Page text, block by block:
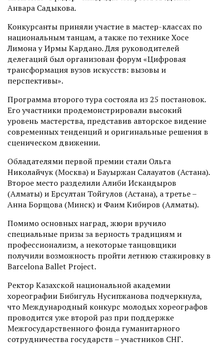
Анвара Садыкова.
Конкурсанты приняли участие в мас­тер-классах по
национальным танцам, а также по технике Хосе
Лимона у Ирмы Кардано. Для руководителей
делегаций был организован форум «Цифровая
трансформация вузов искусств: вызовы и
перспективы».
Программа второго тура состояла из 25 постановок.
Его участники продемонстрировали высокий
уровень мастерства, представив авторское видение
современных тенденций и оригинальные решения в
сценическом движении.
Обладателями первой премии стали Ольга
Николайчук (Москва) и Бауыржан Салауатов (Астана).
Второе место разделили Алиби Искандыров
(Алматы) и Ерсултан Тойгулов (Астана), а третье –
Анна Борщова (Минск) и Фаим Кибиров (Алматы).
Помимо основных наград, жюри вручило
специальные призы за верность традициям и
профессионализм, а некоторые танцовщики
получили возможность пройти летнюю стажировку в
Barcelona Ballet Project.
Ректор Казахской национальной академии
хореографии Бибигуль Нусипжанова подчеркнула,
что Международный конкурс молодых хореографов
проводится уже второй раз при поддержке
Межгосударственного фонда гуманитарного
сотрудничества государств – участников СНГ.